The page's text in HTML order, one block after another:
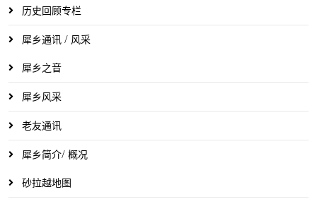
历史回顾专栏
犀乡通讯 / 风采
犀乡之音
犀乡风采
老友通讯
犀乡简介/ 概况
砂拉越地图